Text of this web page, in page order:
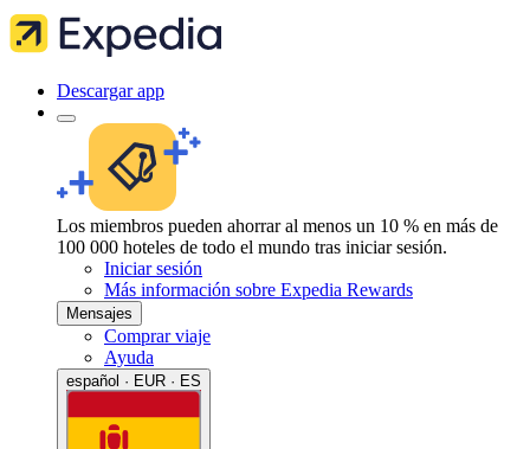
Descargar app
Los miembros pueden ahorrar al menos un 10 % en más de
100 000 hoteles de todo el mundo tras iniciar sesión.
Iniciar sesión
Más información sobre Expedia Rewards
Mensajes
Comprar viaje
Ayuda
español · EUR · ES